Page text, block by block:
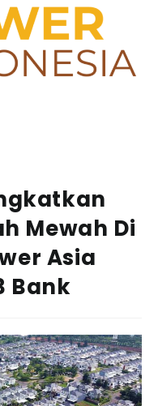
Mewah Di
Asia
Bank